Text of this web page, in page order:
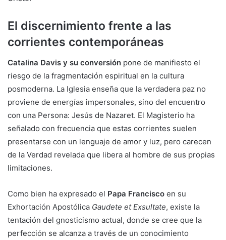
El discernimiento frente a las
corrientes contemporáneas
Catalina Davis y su conversión pone de manifiesto el
riesgo de la fragmentación espiritual en la cultura
posmoderna. La Iglesia enseña que la verdadera paz no
proviene de energías impersonales, sino del encuentro
con una Persona: Jesús de Nazaret. El Magisterio ha
señalado con frecuencia que estas corrientes suelen
presentarse con un lenguaje de amor y luz, pero carecen
de la Verdad revelada que libera al hombre de sus propias
limitaciones.
Como bien ha expresado el Papa Francisco en su
Exhortación Apostólica Gaudete et Exsultate, existe la
tentación del gnosticismo actual, donde se cree que la
perfección se alcanza a través de un conocimiento